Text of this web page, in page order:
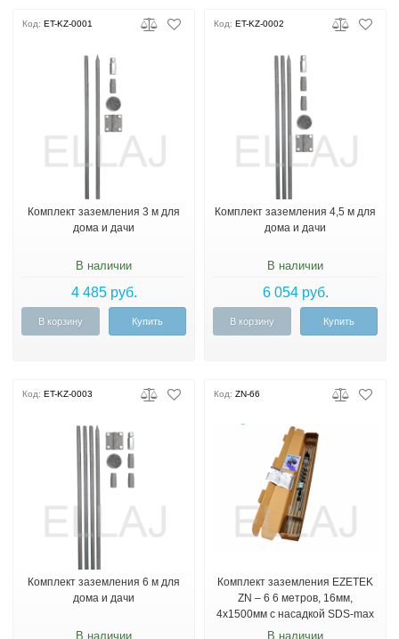
Код: ET-KZ-0001
Комплект заземления 3 м для
дома и дачи
В наличии
4 485 руб.
В корзину Купить
Код: ET-KZ-0002
Комплект заземления 4,5 м для
дома и дачи
В наличии
6 054 руб.
В корзину Купить
Код: ET-KZ-0003
Комплект заземления 6 м для
дома и дачи
В наличии
Код: ZN-66
Комплект заземления EZETEK
ZN – 6 6 метров, 16мм,
4х1500мм с насадкой SDS-max
В наличии